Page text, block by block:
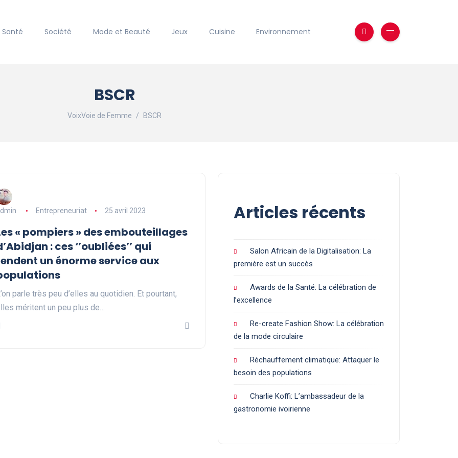
Santé Société Mode et Beauté Jeux Cuisine Environnement
BSCR
VoixVoie de Femme BSCR
Entrepreneuriat 25 avril 2023
« pompiers » des embouteillages
: ces ‘’oubliées’’ qui
un énorme service aux
parle très peu d’elles au quotidien. Et pourtant,
méritent un peu plus de…
Articles récents
Salon Africain de la Digitalisation: La
première est un succès
Awards de la Santé: La célébration de
l’excellence
Re-create Fashion Show: La célébration
de la mode circulaire
Réchauffement climatique: Attaquer le
besoin des populations
Charlie Koffi: L’ambassadeur de la
gastronomie ivoirienne